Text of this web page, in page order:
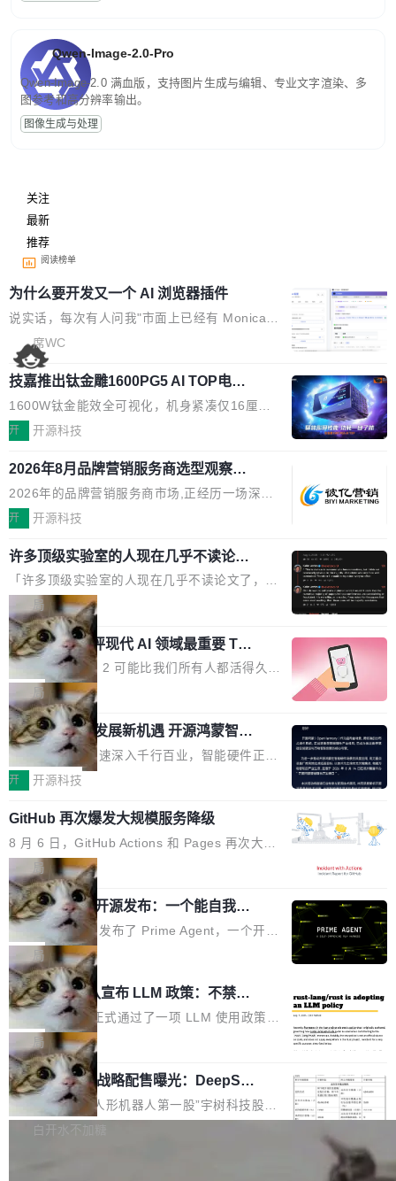
Qwen-Image-2.0-Pro
Qwen-Image-2.0 满血版，支持图片生成与编辑、专业文字渲染、多
图参考和高分辨率输出。
图像生成与处理
关注
最新
推荐
阅读榜单
为什么要开发又一个 AI 浏览器插件
说实话，每次有人问我"市面上已经有 Monica、
Sider、Copilot for Chrome 这些 AI 浏览器插件
了，你为什么还要再做一个"，我都觉得这个问题
问得好。 因为我自己也是从用户变成开发者的。
现有产品的天花板 我用过不少 AI 浏览器插件。
刚开始觉得都挺好——选中一段文字，弹出解
要。但用久了你会发现，它们本质上都是同一类
东西：一个带网页上下文的聊天框。 它们能读取
页面的文本，然后把文本丢给大模型，再返回一
段回答。仅此而已。 这当然有用，但总觉得差点
意思。比如我在一个后台管理系统里，需要填50
个表单字段，每个字段还有联动逻辑；比如我
想...
席WC
技嘉推出钛金雕1600PG5 AI TOP电
源：为发烧级主机与本地AI算力打造旗
舰供电方案
1600W钛金能效全可视化，机身紧凑仅16厘米
继2026台北电脑展首度亮相后，技嘉科技近日正
电源专为发烧级DIY主机与本地AI算力平台打
造，整机长度仅16厘米，提供1600W额定功率
与80PLUS钛金能效；支持ATX 3.1与PCIe 5.1
规范，结合服务器级元件、完善供电线材与内置
实时LCD监控屏，可充分满足当下高阶PC主机
的严苛使用需求。 澎湃功率，紧凑机身 钛金雕1
600PG5 AI TOP具备强悍输出功率，同时实现
机身尺寸大幅精简。整机长度仅16厘米，属于同
功率段机身尺寸十分紧凑的1600W电源产品。小
巧机身有效提升市面主流标准A...
开 开源科技
2026年8月品牌营销服务商选型观察：
从流量思维到品牌资产思维的范式转移
2026年的品牌营销服务商市场,正经历一场深刻
的价值重构。全球全案品牌代理机构市场从2025
复合增长率达5.44%,预计2032年将突破120亿美
元。数字广告与公共关系相关服务市场更是从20
25年的8463亿美元扩张至2026年的8763亿美
元。数字的背后是一个清晰的事实——品牌对专
业化营销服务的需求从未如此迫切。 但市场扩容
的同时,服务商的竞争逻辑正在改变。2026年Top
Agency年度合辑的观察指出,“产品”这个离消费
者最近的载体,在整个品牌营销层面的权重显著变
高了。全域营销服务商的竞争正在从规模转向深
度,案例厚度、全域覆盖、多线协同...
开 开源科技
许多顶级实验室的人现在几乎不读论文
了
「许多顶级实验室的人现在几乎不读论文了，而
且他们认为 ICLR/ICML/NeurIPS 充斥着大量过
度宣传和欺诈。」 OpenAI 研究员 Keller Jorda
n 这条推文引发了广泛讨论。他不是在说风凉
话，他是说出了一个圈内人尽皆知但很少公开捅
破的事实。 Jordan 随后补充了一句软化声明：
「我不认为这些会议上大部分论文都在过度宣传
或造假。问题是，作为读者，如果你筛选出那些
看起来最令人兴奋的论文，那它们大部分都是过
度宣传的。」 这才是真正的痛点。不是所有论文
都有问题，是最吸引眼球的那批论文最有问题。
他引用的帖子来自 Mathew Shen，一位 ICLR 2
026 的读者：「看了篇 ...
局
xAI 前工程师评现代 AI 领域最重要 Top
3 开源项目
Flash Attention 2 可能比我们所有人都活得久。
这句话不是来自某个技术博客，而是出自 Hieu
Pham 的一条推文。Hieu Pham 是谁？他是 xAI
的早期工程师之一，在 Grok 训练基础设施团队
工作过。近日他在 X 上发了一条帖子，列出了他
认为现代 AI 领域最重要的三个开源项目。 第一
理由很具体。FA 系列不需要解释，但 FA2 是他
认为最重要的一个——复杂度恰到好处，刚好能
驱动你去学 CuTe，但还没被那些"邪恶的" Hopp
er++ 优化所淹没，足够容易修改和适配。 更关
键的是 FA2 的持久性...
局
共商智能硬件发展新机遇 开源鸿蒙智能
硬件开发者日杭州站即将举行
随着万物智联加速深入千行百业，智能硬件正从
单点设备迈向智能化、网联化、协同化发展。作
鸿蒙通过统一技术底座和分布式能力，为不同类
型智能设备的开发、连接与互联提供关键支撑，
也为产业链企业探索产品创新与商业增长打开新
的空间。 8月14日，开源鸿蒙智能硬件开发者日
（OHDD：OpenHarmony Hardware Develope
r Day）将在杭州启航。活动面向智能硬件产业
链企业和开发者，邀请行业专家与资深技术顾
问，围绕开源鸿蒙技术能力、设备适配、芯片适
配、功耗与稳定性调优、兼容性测评及统一互联
等内容展开系统讲解和实战交流，帮助企业进一
步了解开源鸿蒙在智能...
开 开源科技
GitHub 再次爆发大规模服务降级
8 月 6 日，GitHub Actions 和 Pages 再次大规
模服务降级，Actions 完全不可用超过 5 小时，
webhook 停发，连自托管 runner 也因调度层故
障无法工作。Pages、Copilot code review、C
opilot coding agent 全部受影响。从检测到完全
恢复，大约 12 小时。 这是 2026 年 8 月的第六
起事故，其中四起与 AI/Copilot 服务相关。 Git
Hub 员工 kdaigle 在 HN 讨论中贴出了一组数
据：2025 年全年 10 亿次 commit。现在，每周
2.75 亿次，全年预计 140 亿次。GitHub...
局
Prime Agent 开源发布：一个能自我改
进的编程 Agent，ARC-AGI 3 超越人类
专家基线
Prime Intellect 发布了 Prime Agent，一个开源
的编程 Agent Harness，核心设计围绕两个抽
象：Recursive Language Model（RLM）和 C
ontinual Harness。在 ARC-AGI 3 基准测试
上，Prime Agent + Opus 5 的组合达到了 95.
5% RHAE Best@1，超过了 ARC 报告的人类专
家基线 95.4%。 不是又一个 coding agent 包装
器 Prime Agent 的架构和市面上大多数 coding
agent 有本质区别。大多数 agent harness 的设
计是基于早期模型的能力—...
局
Rust 项目团队宣布 LLM 政策：不禁
止，但你要承认哪些代码不是你写的
Rust 语言项目正式通过了一项 LLM 使用政策，
覆盖 rust-lang/rust 单一仓库的代码贡献。这不
是项目级别的官方立场，目前由五个团队采纳，
但它可能是主流开源项目中关于 AI 辅助贡献最
细致的一份规则。 政策的核心只有一句话：LLM
可以用来分析、提炼、审阅、建议，但不能用来
局
宇树科技 IPO 战略配售曝光：DeepSe
ek 获配 93.3 万股，锁定 36 个月
8月6日晚间，“人形机器人第一股”宇树科技股份
有限公司披露IPO发行价格及战略配售结果，杭
白开水不加糖